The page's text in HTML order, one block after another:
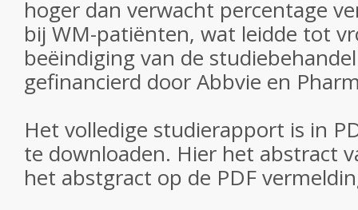
hoger dan verwacht percentage
bij WM-patiënten, wat leidde tot
beëindiging van de
gefinancierd door Abbvie en
Het volledige studierapport is in
te downloaden. Hier het abstract
het abstgract op de PDF